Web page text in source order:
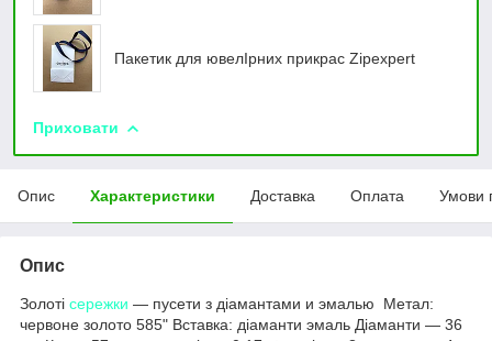
Пакетик для ювелIрних прикрас Zipexpert
Приховати
Опис Характеристики Доставка Оплата Умови
Опис
Золоті сережки — пусети з діамантами и эмалью Метал:
червоне золото 585" Вставка: діаманти эмаль Діаманти — 36